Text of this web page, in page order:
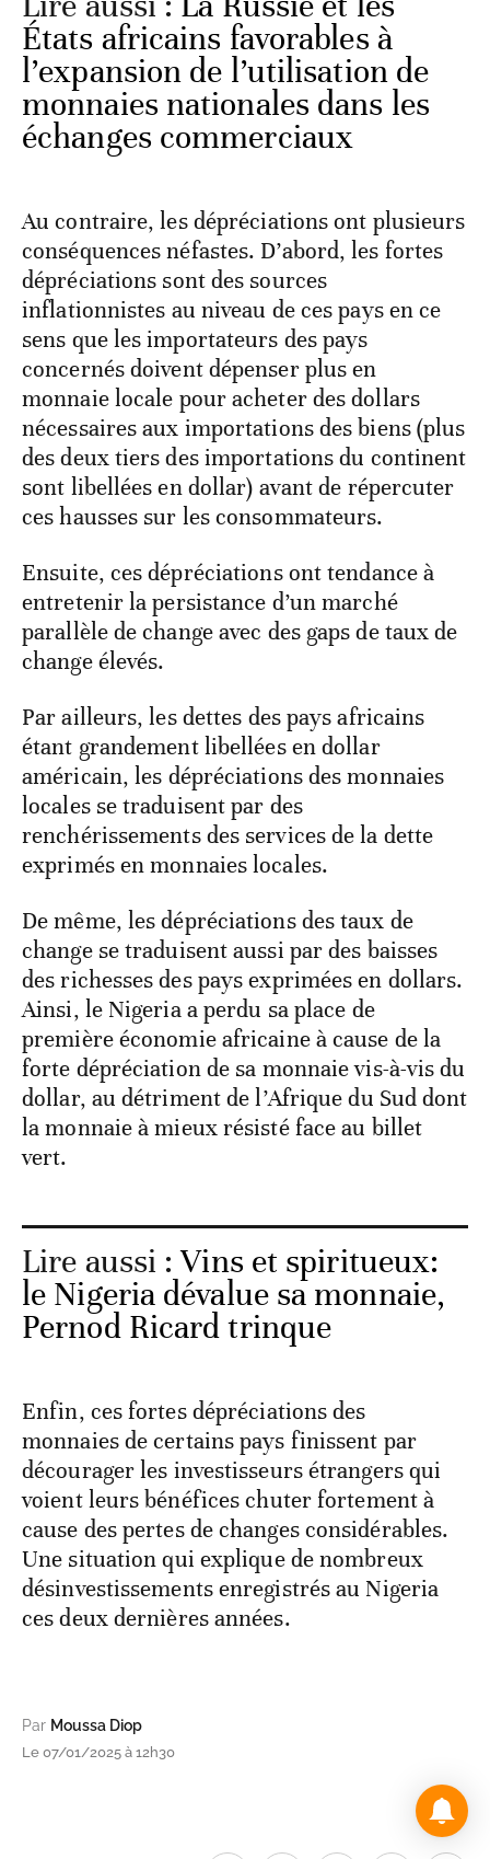
monnaies nationales dans les
échanges commerciaux
Au contraire, les dépréciations ont plusieurs
dépréciations sont des sources
inflationnistes au niveau de ces pays en ce
sens que les importateurs des pays
concernés doivent dépenser plus en
monnaie locale pour acheter des dollars
nécessaires aux importations des biens (plus
des deux tiers des importations du continent
sont libellées en dollar) avant de répercuter
ces hausses sur les consommateurs.
Ensuite, ces dépréciations ont tendance à
parallèle de change avec des gaps de taux de
change élevés.
Par ailleurs, les dettes des pays africains
étant grandement libellées en dollar
américain, les dépréciations des monnaies
locales se traduisent par des
renchérissements des services de la dette
exprimés en monnaies locales.
De même, les dépréciations des taux de
change se traduisent aussi par des baisses
des richesses des pays exprimées en dollars.
Ainsi, le Nigeria a perdu sa place de
première économie africaine à cause de la
forte dépréciation de sa monnaie vis-à-vis du
dollar, au détriment de l’Afrique du Sud dont
la monnaie à mieux résisté face au billet
vert.
le Nigeria dévalue sa monnaie,
Pernod Ricard trinque
Enfin, ces fortes dépréciations des
décourager les investisseurs étrangers qui
voient leurs bénéfices chuter fortement à
cause des pertes de changes considérables.
Une situation qui explique de nombreux
désinvestissements enregistrés au Nigeria
ces deux dernières années.